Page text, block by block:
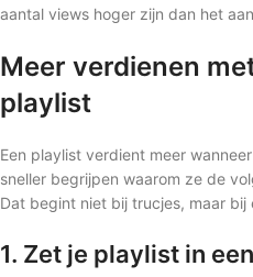
aantal views hoger zijn dan het
Meer verdienen
playlist
Een playlist verdient meer
sneller begrijpen waarom ze de
Dat begint niet bij trucjes, maar bij
1. Zet je playlist in